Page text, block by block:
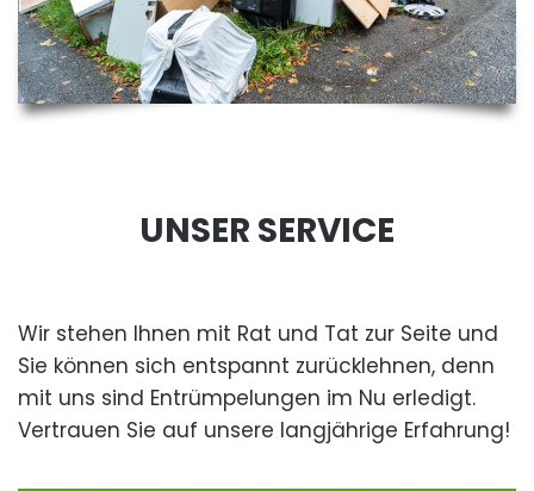
UNSER SERVICE
Wir stehen Ihnen mit Rat und Tat zur Seite und
Sie können sich entspannt zurücklehnen, denn
mit uns sind Entrümpelungen im Nu erledigt.
Vertrauen Sie auf unsere langjährige Erfahrung!